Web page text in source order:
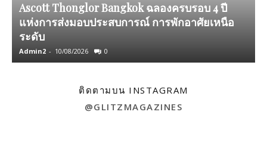
Ascott Thonglor Bangkok ฉลองครบรอบ 4 ปี
แห่งการส่งมอบประสบการณ์ การพักอาศัยเหนือ
ระดับ
Admin2 - 10/08/2026 0
ติดตามบน INSTAGRAM
@GLITZMAGAZINES